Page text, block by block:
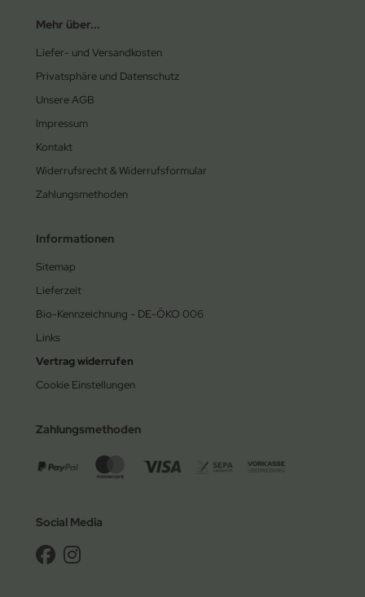
Mehr über...
Liefer- und Versandkosten
Privatsphäre und Datenschutz
Unsere AGB
Impressum
Kontakt
Widerrufsrecht & Widerrufsformular
Zahlungsmethoden
Informationen
Sitemap
Lieferzeit
Bio-Kennzeichnung - DE-ÖKO 006
Links
Vertrag widerrufen
Cookie Einstellungen
Zahlungsmethoden
Social Media